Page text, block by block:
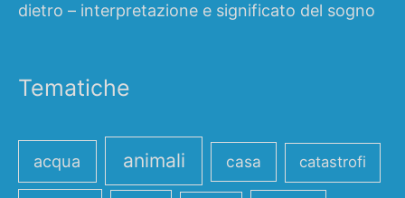
dietro – interpretazione e significato del sogno
Tematiche
acqua animali casa catastrofi